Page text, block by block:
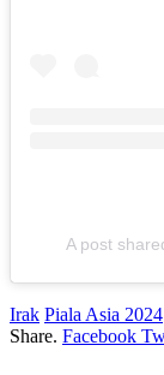
A post
Irak Piala Asia 2024
Share. Facebook